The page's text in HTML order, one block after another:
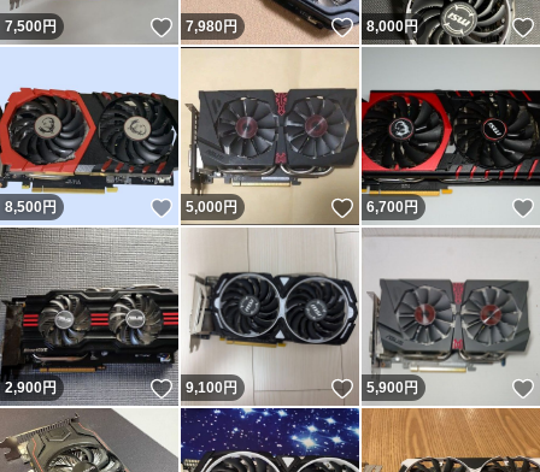
7,500円 いいね！
7,980円 いいね！
8,000円
8,500円 いいね！
5,000円 いいね！
6,700円
2,900円 いいね！
9,100 円 いいね！
5,900円